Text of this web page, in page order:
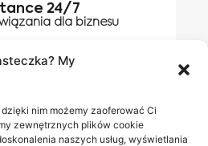
My
nim możemy zaoferować Ci
zewnętrznych plików cookie
naszych usług, wyświetlania
24/7
dla biznesu